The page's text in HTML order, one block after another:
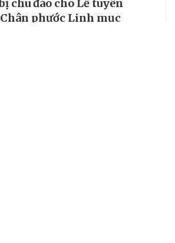
chu đáo cho Lễ tuyên
phước Linh mục